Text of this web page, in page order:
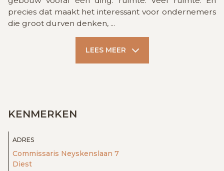
precies dat maakt het interessant voor ondernemers
die groot durven denken, ...
LEES MEER
KENMERKEN
ADRES
Commissaris Neyskenslaan 7
Diest